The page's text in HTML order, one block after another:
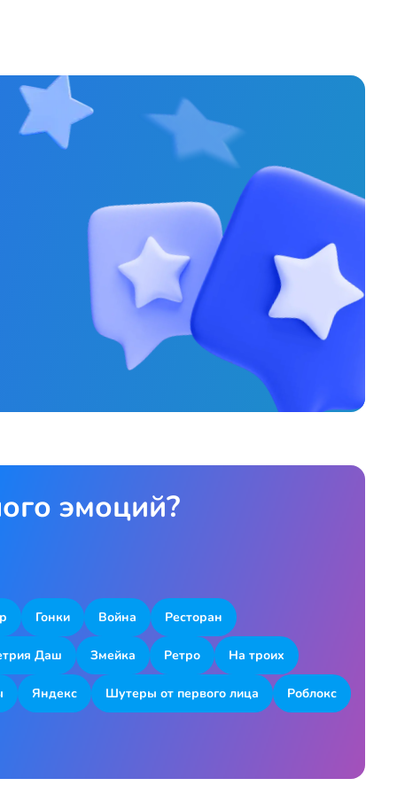
эмоций?
Гонки Война Ресторан
Даш Змейка Ретро На троих
Яндекс Шутеры от первого лица Роблокс